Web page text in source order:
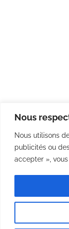
Nous
Nous utilisons
publicités ou
accepter »,